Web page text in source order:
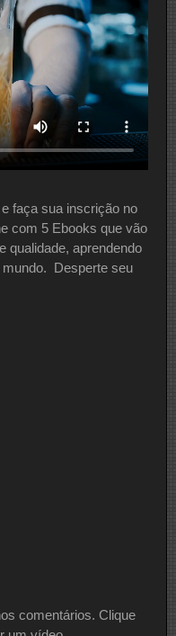
faça sua inscrição no
com 5 Ebooks que vão
qualidade, aprendendo
Desperte seu
comentários. Clique